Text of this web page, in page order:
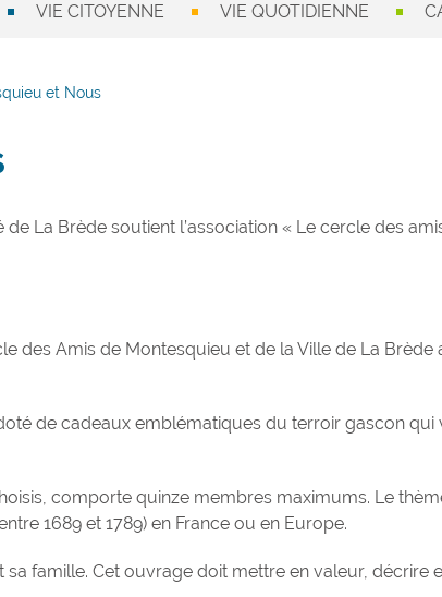
VIE CITOYENNE VIE QUOTIDIENNE
et Nous
La Brède soutient l’association « Le cercle des
des Amis de Montesquieu et de la Ville de La
de cadeaux emblématiques du terroir gascon
comporte quinze membres maximums. Le
1689 et 1789) en France ou en Europe.
famille. Cet ouvrage doit mettre en valeur, décrire